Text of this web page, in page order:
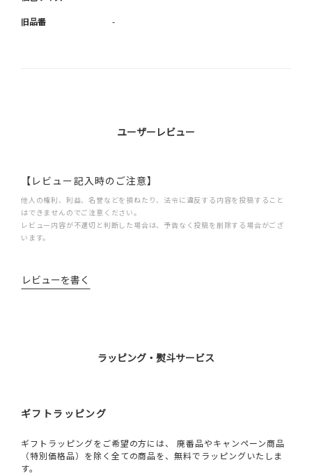
旧品番 -
ユーザーレビュー
【レビュー記入時のご注意】
他人の権利、利益、名誉などを損ねたり、法令に違反する内容を投稿すること
はできませんのでご注意ください。
レビュー内容が不適切と判断した場合は、予告なく投稿を削除する場合がござ
います。
レビューを書く
ラッピング・熨斗サービス
ギフトラッピング
ギフトラッピングをご希望の方には、 廃番品やキャンペーン商品
（特別価格品）を除く全ての商品を、無料でラッピングいたしま
す。